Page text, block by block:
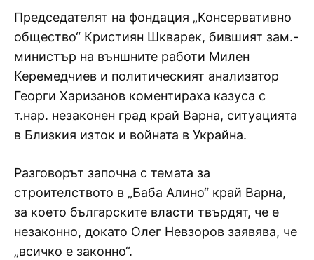
Председателят на фондация „Консервативно
общество“ Кристиян Шкварек, бившият зам.-
министър на външните работи Милен
Керемедчиев и политическият анализатор
Георги Харизанов коментираха казуса с
т.нар. незаконен град край Варна, ситуацията
в Близкия изток и войната в Украйна.
Разговорът започна с темата за
строителството в „Баба Алино“ край Варна,
за което българските власти твърдят, че е
незаконно, докато Олег Невзоров заявява, че
„всичко е законно“.